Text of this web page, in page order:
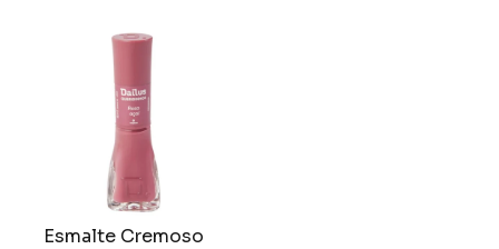
Esmalte Cremoso